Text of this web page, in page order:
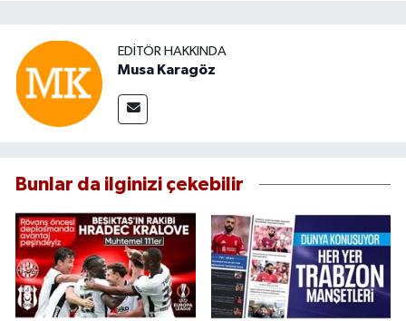
EDITÖR HAKKINDA
Musa Karagöz
Bunlar da ilginizi çekebilir